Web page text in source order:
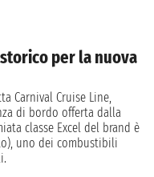
per la nuova
Carnival Cruise Line,
di bordo offerta dalla
classe Excel del brand è
uno dei combustibili